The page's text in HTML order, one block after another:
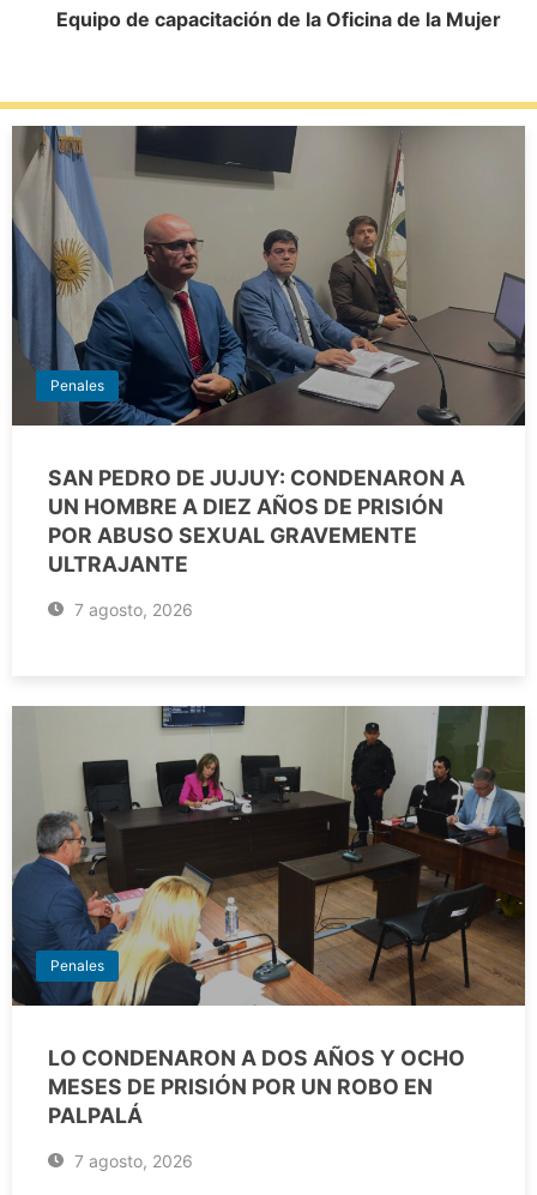
Equipo de capacitación de la Oficina de la Mujer
Penales
SAN PEDRO DE JUJUY: CONDENARON A
UN HOMBRE A DIEZ AÑOS DE PRISIÓN
POR ABUSO SEXUAL GRAVEMENTE
ULTRAJANTE
7 agosto, 2026
Penales
LO CONDENARON A DOS AÑOS Y OCHO
MESES DE PRISIÓN POR UN ROBO EN
PALPALÁ
7 agosto, 2026